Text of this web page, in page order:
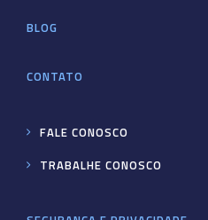
BLOG
CONTATO
FALE CONOSCO
TRABALHE CONOSCO